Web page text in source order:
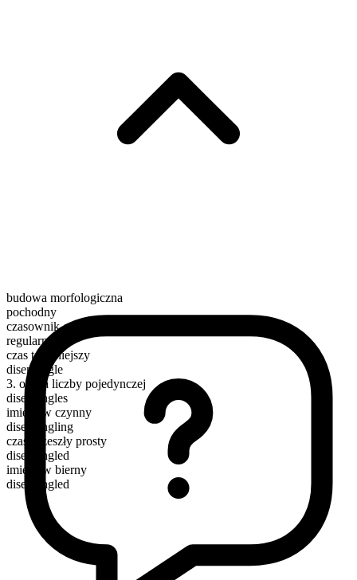
budowa morfologiczna
pochodny
czasownik czynnościowy
regularny
czas teraźniejszy
disentangle
3. osoba liczby pojedynczej
disentangles
imiesłów czynny
disentangling
czas przeszły prosty
disentangled
imiesłów bierny
disentangled